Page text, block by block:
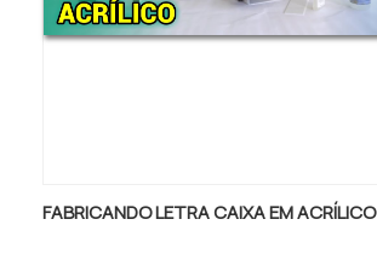
FABRICANDO LETRA CAIXA EM ACRÍLICO